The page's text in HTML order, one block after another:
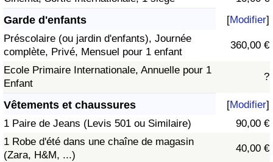
Garde d'enfants [Modifier]
Préscolaire (ou jardin d'enfants), Journée
complète, Privé, Mensuel pour 1 enfant
360,00 €
Ecole Primaire Internationale, Annuelle pour 1
Enfant
?
Vêtements et chaussures [Modifier]
1 Paire de Jeans (Levis 501 ou Similaire)
90,00 €
1 Robe d'été dans une chaîne de magasin
(Zara, H&M, ...)
40,00 €